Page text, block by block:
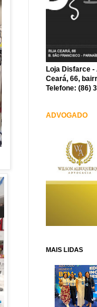
Loja Disfarce -
Ceará, 66,
Telefone: (86)
ADVOGADO
MAIS LIDAS